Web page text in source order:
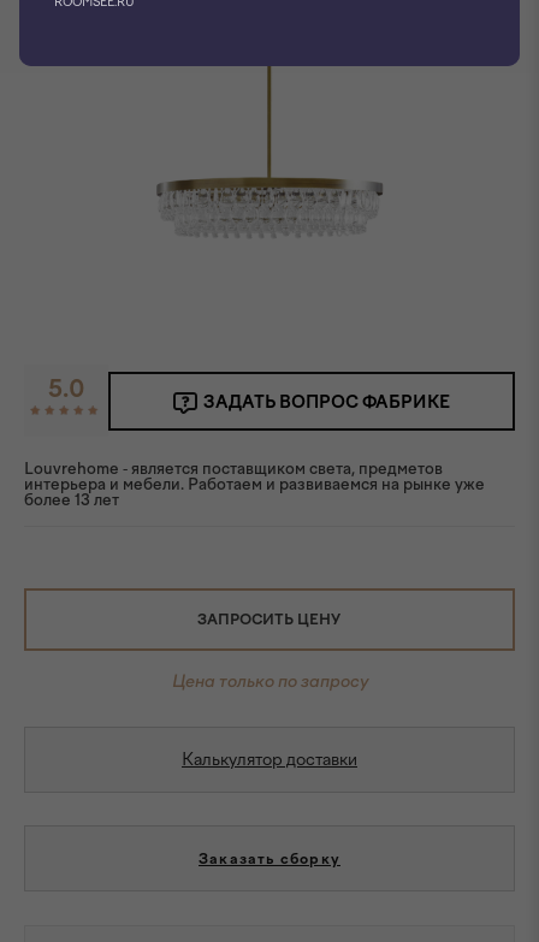
5.0 ЗАДАТЬ ВОПРОС ФАБРИКЕ
Louvrehome - является поставщиком света, предметов
интерьера и мебели. Работаем и развиваемся на рынке уже
более 13 лет
ЗАПРОСИТЬ ЦЕНУ
Цена только по запросу
Калькулятор доставки
Заказать сборку